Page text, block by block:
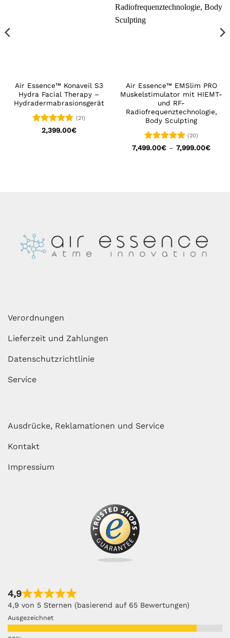
Hydra Facial Therapy –
Hydradermabrasionsgerät
Bewertet
(21)
2,399.00€
Muskelstimulator mit HIEMT-
und RF-
Radiofrequenztechnologie,
Body Sculpting
Bewertet
5
(20)
7,499.00€ –7,999.00
bis
Lieferzeit und Zahlungen
4,9 von 5 Sternen (basierend auf 65 Bewertungen)
Ausgezeichnet
Sehr gut